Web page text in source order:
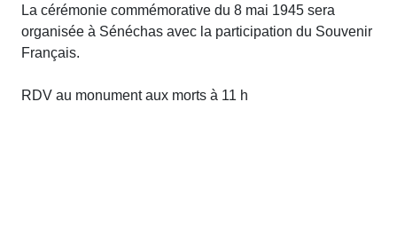
La cérémonie commémorative du 8 mai 1945 sera
organisée à Sénéchas avec la participation du Souvenir
Français.
RDV au monument aux morts à 11 h